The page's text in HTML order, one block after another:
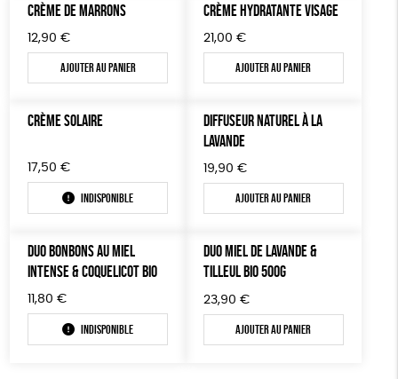
CRÈME DE MARRONS
12,90 €
Ajouter au panier
CRÈME HYDRATANTE VISAGE
21,00 €
Ajouter au panier
CRÈME SOLAIRE
17,50 €
Indisponible
DIFFUSEUR NATUREL À LA
LAVANDE
19,90 €
Ajouter au panier
DUO BONBONS AU MIEL
INTENSE & COQUELICOT BIO
11,80 €
Indisponible
DUO MIEL DE LAVANDE &
TILLEUL BIO 500G
23,90 €
Ajouter au panier